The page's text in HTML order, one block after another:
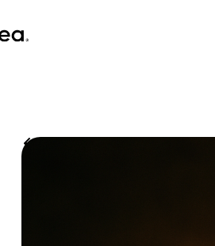
Volver a Historias